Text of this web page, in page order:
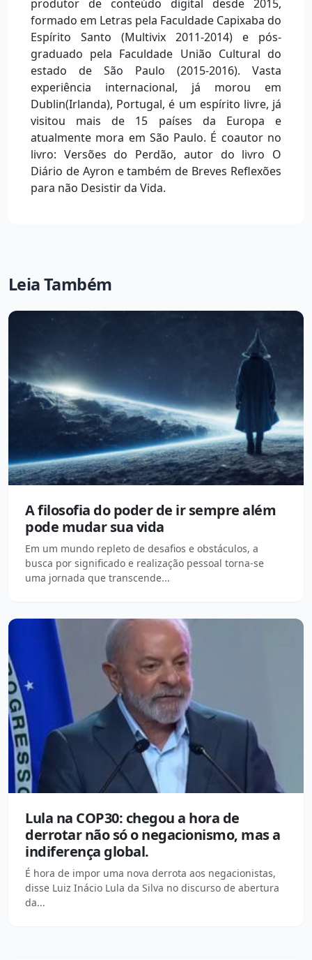
produtor de conteúdo digital desde 2015,
formado em Letras pela Faculdade Capixaba do
Espírito Santo (Multivix 2011-2014) e pós-
graduado pela Faculdade União Cultural do
estado de São Paulo (2015-2016). Vasta
experiência internacional, já morou em
Dublin(Irlanda), Portugal, é um espírito livre, já
visitou mais de 15 países da Europa e
atualmente mora em São Paulo. É coautor no
livro: Versões do Perdão, autor do livro O
Diário de Ayron e também de Breves Reflexões
para não Desistir da Vida.
Leia Também
A filosofia do poder de ir sempre além
pode mudar sua vida
Em um mundo repleto de desafios e obstáculos, a
busca por significado e realização pessoal torna-se
uma jornada que transcende...
Lula na COP30: chegou a hora de
derrotar não só o negacionismo, mas a
indiferença global.
É hora de impor uma nova derrota aos negacionistas,
disse Luiz Inácio Lula da Silva no discurso de abertura
da...